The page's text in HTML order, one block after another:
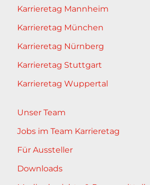
Karrieretag Mannheim
Karrieretag München
Karrieretag Nürnberg
Karrieretag Stuttgart
Karrieretag Wuppertal
Unser Team
Jobs im Team Karrieretag
Für Aussteller
Downloads